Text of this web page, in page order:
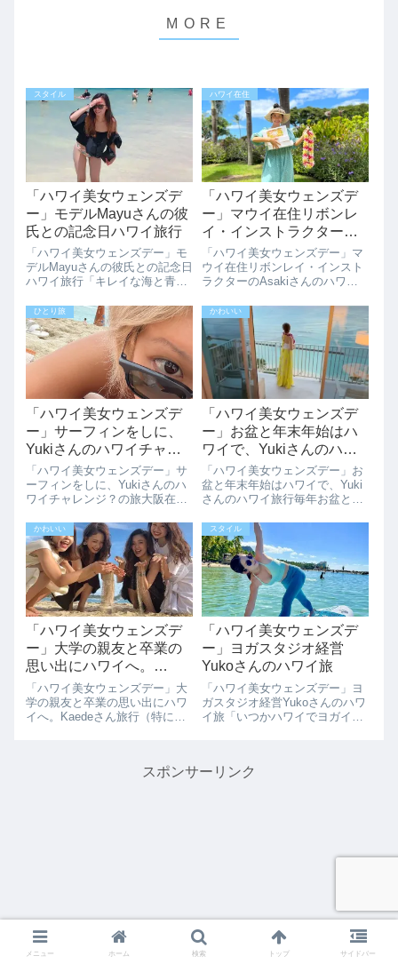
スタイル
「ハワイ美女ウェンズデ
ー」モデルMayuさんの彼
氏との記念日ハワイ旅行
「ハワイ美女ウェンズデー」モ
デルMayuさんの彼氏との記念日
ハワイ旅行「キレイな海と青い
ルのMayuʕ•ᴥ•ʔ♡さん。「今回
ギリギリでやっと決まった旅行
でしたそれまでBaliやCebu、
Guam…どこにしよう。。...
ハワイ在住
「ハワイ美女ウェンズデ
ー」マウイ在住リボンレ
イ・インストラクターの
Asakiさんのハワイライフ
「ハワイ美女ウェンズデー」マ
ウイ在住リボンレイ・インスト
ラクターのAsakiさんのハワイ
ボンレイ・インストラクターを
されているAsakiさんにマウイ
ライフをインタビューさせてい
ただきました。Asakiさんは以
前オ...
ひとり旅
「ハワイ美女ウェンズデ
ー」サーフィンをしに、
Yukiさんのハワイチャレ
ンジ？の旅
「ハワイ美女ウェンズデー」サ
ーフィンをしに、Yukiさんのハ
ワイチャレンジ？の旅大阪在住
娘を持つシングルマザーハワイ
には今回で4度目の旅行です。
今回のハワイ旅の目的は最近始
めたサーフィンをサーフィンの
聖地ノー...
かわいい
「ハワイ美女ウェンズデ
ー」お盆と年末年始はハ
ワイで、Yukiさんのハワ
イ旅行
「ハワイ美女ウェンズデー」お
盆と年末年始はハワイで、Yuki
さんのハワイ旅行毎年お盆と年
Yukiさんにハワイライフをイン
タビューさせていただきまし
た。東京港区でフラワーアレン
ジメントのサロンを主宰してい
ますハワイが...
かわいい
「ハワイ美女ウェンズデ
ー」大学の親友と卒業の
思い出にハワイへ。
Kaedeさん
「ハワイ美女ウェンズデー」大
学の親友と卒業の思い出にハワ
イへ。Kaedeさん旅行（特にリ
来年の3月に卒業しちゃうの
スタイル
「ハワイ美女ウェンズデ
ー」ヨガスタジオ経営
Yukoさんのハワイ旅
「ハワイ美女ウェンズデー」ヨ
ガスタジオ経営Yukoさんのハワ
イ旅「いつかハワイでヨガイベ
いただきました。恵比寿でヨガ
スポンサーリンク
メニュー ホーム 検索 トップ サイドバー